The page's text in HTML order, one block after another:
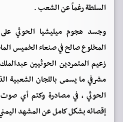
السلطة رغماً عن الشعب .
وجسد هجوم ميليشيا الحوثي
المخلوع صالح في صنعاء الخميس
زعيم المتمردين الحوثيين
مشرفي ما يسمى باللجان الشعبية
الحوثي ، في مصادرة وكتم أي
إقصائه بشكل كامل عن المشهد